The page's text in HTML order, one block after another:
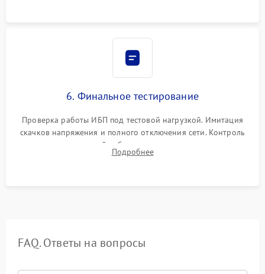
6. Финальное тестирование
Проверка работы ИБП под тестовой нагрузкой. Имитация
скачков напряжения и полного отключения сети. Контроль
времени автономной работы, температурного режима и
корректности формы выходного сигнала.
Подробнее
FAQ. Ответы на вопросы